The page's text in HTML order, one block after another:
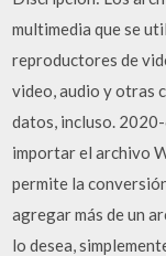
multimedia que se
reproductores de
video, audio y otras
datos, incluso.
importar el archivo
permite la
agregar más de un
lo desea,